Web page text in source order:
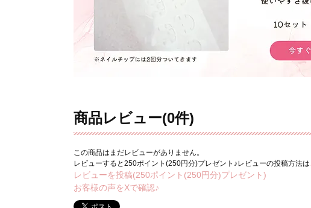
商品レビュー(0件)
この商品はまだレビューがありません。
レビューすると250ポイント(250円分)プレゼント♪レビューの投稿方法は
レビューを投稿(250ポイント(250円分)プレゼント)
お客様の声をXで確認♪